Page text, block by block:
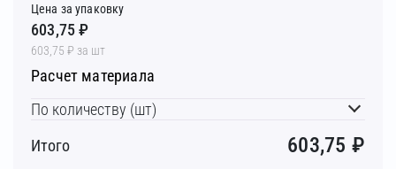
Цена за упаковку
603,75 ₽
603,75 ₽ за шт
Расчет материала
По количеству (шт)
Итого
603,75 ₽